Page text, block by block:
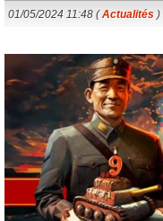
01/05/2024 11:48 (Actualités )